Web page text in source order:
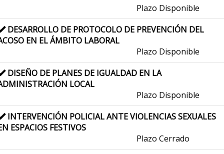
Plazo Disponible
DESARROLLO DE PROTOCOLO DE PREVENCIÓN DEL
EN EL ÁMBITO LABORAL
Plazo Disponible
DISEÑO DE PLANES DE IGUALDAD EN LA
LOCAL
Plazo Disponible
INTERVENCIÓN POLICIAL ANTE VIOLENCIAS SEXUALES
ESPACIOS FESTIVOS
Plazo Cerrado